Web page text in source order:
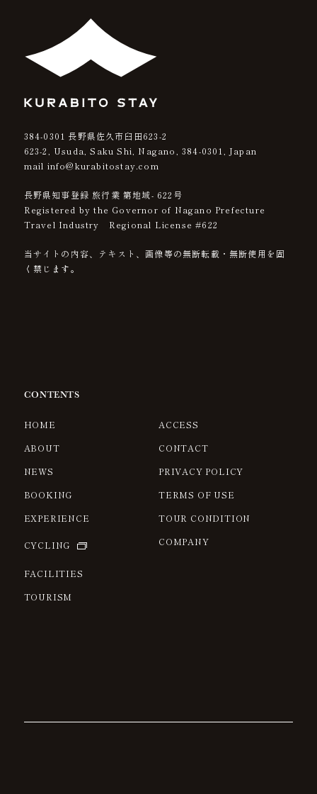
384-0301 長野県佐久市臼田623-2
623-2, Usuda, Saku Shi, Nagano, 384-0301
, Japan
mail info@kurabitostay.com
長野県知事登録 旅行業 第地域- 622号
Registered by the Governor of Nagano Prefecture
Travel Industry Regional License #622
当サイトの内容、テキスト、画像等の無断転載・無断使用を固
く禁じます。
CONTENTS
HOME
ABOUT
NEWS
BOOKING
EXPERIENCE
CYCLING
FACILITIES
TOURISM
ACCESS
CONTACT
PRIVACY POLICY
TERMS OF USE
TOUR CONDITION
COMPANY